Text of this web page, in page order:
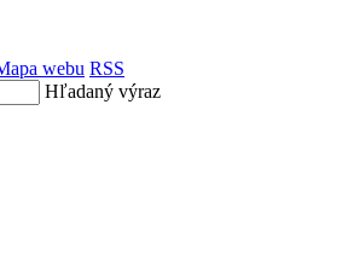
webu RSS
Hľadaný výraz